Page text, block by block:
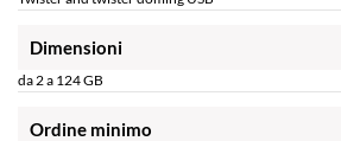
Dimensioni
da 2 a 124 GB
Ordine minimo